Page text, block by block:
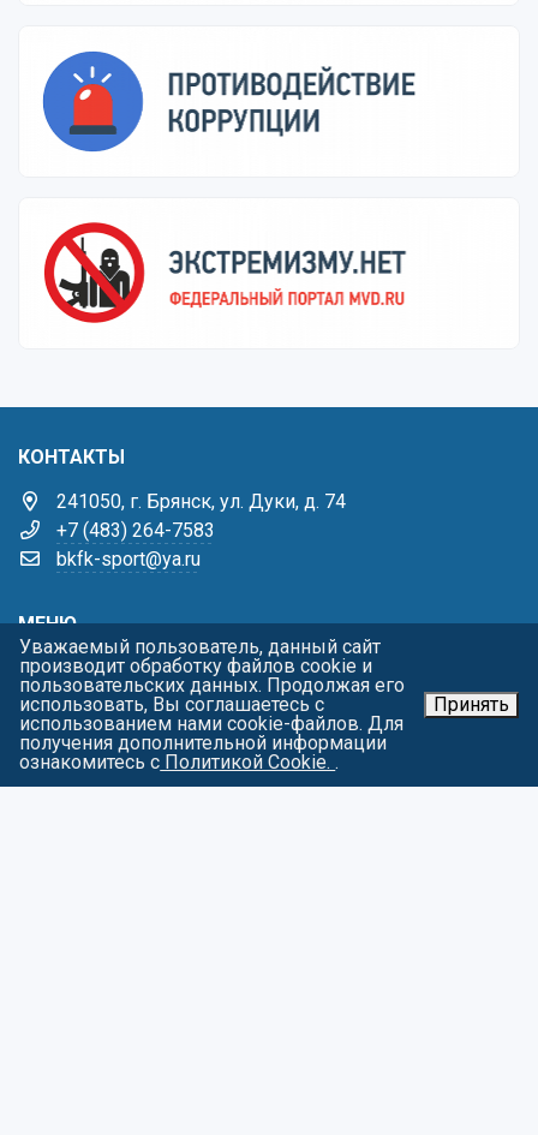
КОНТАКТЫ
241050, г. Брянск, ул. Дуки, д. 74
+7 (483) 264-7583
bkfk-sport@ya.ru
МЕНЮ
Главная
Жизнь училища
Виды спорта
Родителям
Тренерам
Уважаемый пользователь, данный сайт
производит обработку файлов cookie и
пользовательских данных. Продолжая его
использовать, Вы соглашаетесь с
использованием нами cookie-файлов. Для
получения дополнительной информации
ознакомитесь с Политикой Cookie..
Принять